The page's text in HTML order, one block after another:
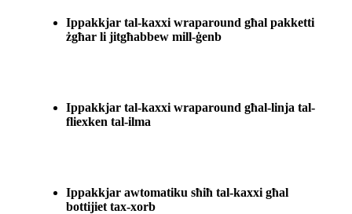
Ippakkjar tal-kaxxi wraparound għal pakketti
żgħar li jitgħabbew mill-ġenb
Ippakkjar tal-kaxxi wraparound għal-linja tal-
fliexken tal-ilma
Ippakkjar awtomatiku sħiħ tal-kaxxi għal
bottijiet tax-xorb